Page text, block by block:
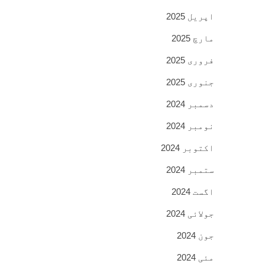
اپریل 2025
مارچ 2025
فروری 2025
جنوری 2025
دسمبر 2024
نومبر 2024
اکتوبر 2024
ستمبر 2024
اگست 2024
جولائی 2024
جون 2024
مئی 2024